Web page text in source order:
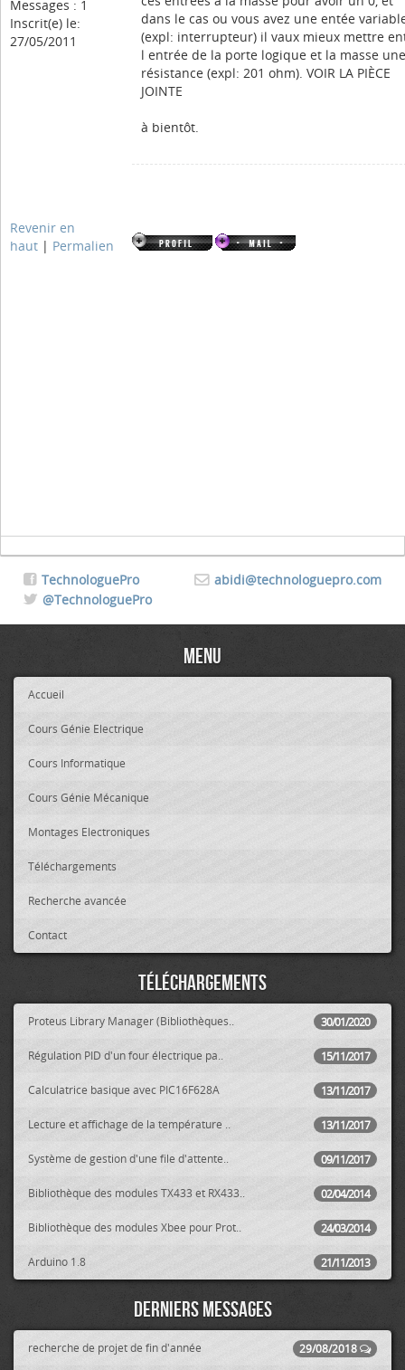
Messages : 1
Inscrit(e) le:
27/05/2011
dans le cas ou vous avez une entée
(expl: interrupteur) il vaux mieux mettre
l entrée de la porte logique et la masse une
résistance (expl: 201 ohm). VOIR LA PIÈCE
JOINTE
à bientôt.
Revenir en
haut | Permalien
abidi@technologuepro.com
TechnologuePro
@TechnologuePro
Menu
Accueil
Cours Génie Electrique
Cours Informatique
Cours Génie Mécanique
Montages Electroniques
Téléchargements
Recherche avancée
Contact
Téléchargements
30/01/2020
Proteus Library Manager (Bibliothèques..
15/11/2017
Régulation PID d'un four électrique pa..
13/11/2017
Calculatrice basique avec PIC16F628A
13/11/2017
Lecture et affichage de la température ..
09/11/2017
Système de gestion d'une file d'attente..
02/04/2014
Bibliothèque des modules TX433 et RX433..
24/03/2014
Bibliothèque des modules Xbee pour Prot..
21/11/2013
Arduino 1.8
Derniers messages
29/08/2018
recherche de projet de fin d'année